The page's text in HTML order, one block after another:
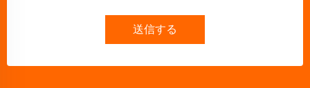
送信する